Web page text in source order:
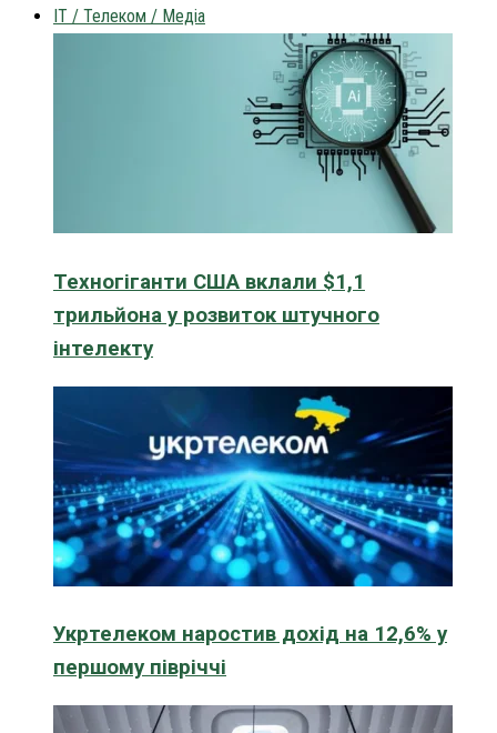
IT / Телеком / Медіа
Техногіганти США вклали $1,1
трильйона у розвиток штучного
інтелекту
Укртелеком наростив дохід на 12,6% у
першому півріччі